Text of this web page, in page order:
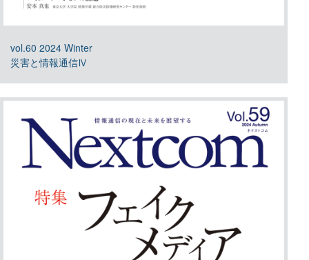
vol.60 2024 Winter
災害と情報通信Ⅳ